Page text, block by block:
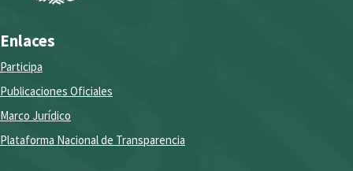
Enlaces
Participa
Publicaciones Oficiales
Marco Jurídico
Plataforma Nacional de Transparencia